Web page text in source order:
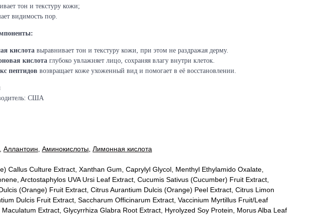
тон и текстуру кожи;
видимость пор.
кислота выравнивает тон и текстуру кожи, при этом не раздражая дерму.
кислота глубоко увлажняет лицо, сохраняя влагу внутри клеток.
пептидов возвращает коже ухоженный вид и помогает в её восстановлении.
США
Аллантоин Аминокислоты Лимонная кислота
Callus Culture Extract, Xanthan Gum, Caprylyl Glycol, Menthyl Ethylamido Oxalate,
Arctostaphylos UVA Ursi Leaf Extract, Cucumis Sativus (Cucumber) Fruit Extract,
(Orange) Fruit Extract, Citrus Aurantium Dulcis (Orange) Peel Extract, Citrus Limon
Dulcis Fruit Extract, Saccharum Officinarum Extract, Vaccinium Myrtillus Fruit/Leaf
Extract, Glycyrrhiza Glabra Root Extract, Hyrolyzed Soy Protein, Morus Alba Leaf